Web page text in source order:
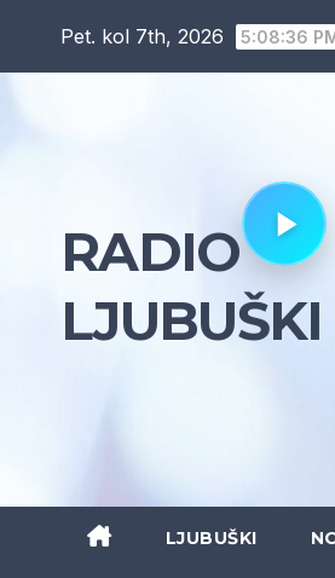
Pet. kol 7th, 2026 5:08:37
RADIO
LJUBUŠKI
LJUBUŠKI